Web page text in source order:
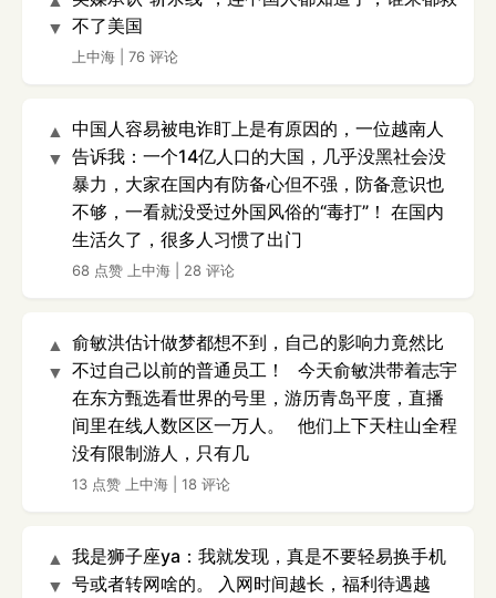
▼ 不了美国
上中海 76 评论
▲
▼
中国人容易被电诈盯上是有原因的，一位越南人
告诉我：一个14亿人口的大国，几乎没黑社会没
暴力，大家在国内有防备心但不强，防备意识也
不够，一看就没受过外国风俗的“毒打”！ 在国内
生活久了，很多人习惯了出门
68 点赞 上中海 28 评论
▲
▼
俞敏洪估计做梦都想不到，自己的影响力竟然比
不过自己以前的普通员工！ 今天俞敏洪带着志宇
在东方甄选看世界的号里，游历青岛平度，直播
间里在线人数区区一万人。 他们上下天柱山全程
没有限制游人，只有几
13 点赞 上中海 18 评论
▲
▼
我是狮子座ya：我就发现，真是不要轻易换手机
号或者转网啥的。 入网时间越长，福利待遇越